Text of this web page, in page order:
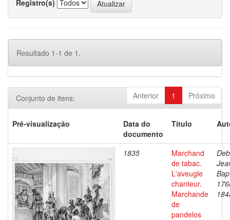
Registro(s)
Resultado 1-1 de 1.
Anterior 1 Próximo
Conjunto de itens:
Pré-visualização
Data do
documento
Título
1835
Marchand
de tabac.
L'aveugle
chanteur.
Marchande
de
pandelos